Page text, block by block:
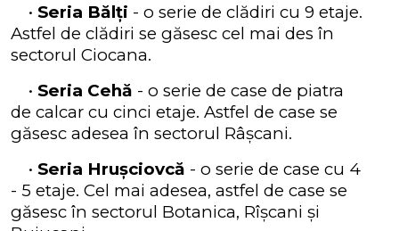
• Seria Bălți - o serie de clădiri cu 9 etaje.
Astfel de clădiri se găsesc cel mai des în
sectorul Ciocana.
• Seria Cehă - o serie de case de piatra
de calcar cu cinci etaje. Astfel de case se
găsesc adesea în sectorul Râșcani.
• Seria Hrușciovcă - o serie de case cu 4
- 5 etaje. Cel mai adesea, astfel de case se
găsesc în sectorul Botanica, Rîșcani și